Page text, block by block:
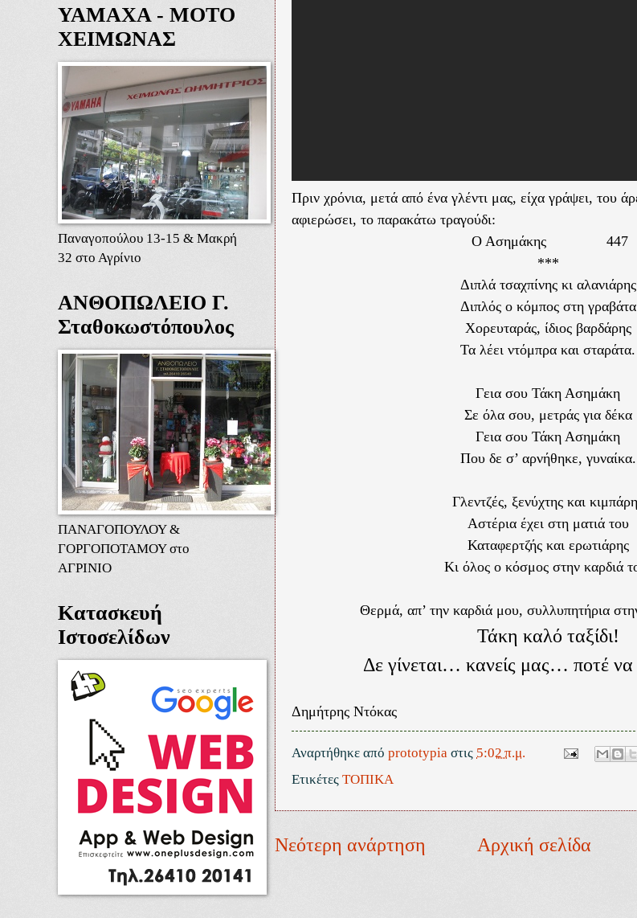
Πριν χρόνια, μετά από ένα γλέντι μας, είχα γράψει, του
αφιερώσει, το παρακάτω τραγούδι:
Ο Ασημάκης 447
***
Διπλά τσαχπίνης κι αλανιάρης
Διπλός ο κόμπος στη γραβάτα
Χορευταράς, ίδιος βαρδάρης
Τα λέει ντόμπρα και σταράτα.
Γεια σου Τάκη Ασημάκη
Σε όλα σου, μετράς για δέκα
Γεια σου Τάκη Ασημάκη
Που δε σ’ αρνήθηκε, γυναίκα.
Γλεντζές, ξενύχτης και
Αστέρια έχει στη ματιά του
Καταφερτζής και ερωτιάρης
Κι όλος ο κόσμος στην καρδιά
Θερμά, απ’ την καρδιά μου, συλλυπητήρια
Τάκη καλό ταξίδι!
Δε γίνεται… κανείς μας… ποτέ να
Δημήτρης Ντόκας
Αναρτήθηκε από prototypia στις 5:02 π.μ.
Ετικέτες ΤΟΠΙΚΑ
Νεότερη ανάρτηση Αρχική σελίδα
ΥΑΜΑΧΑ - ΜΟΤΟ
ΧΕΙΜΩΝΑΣ
Παναγοπούλου 13-15 & Μακρή
32 στο Αγρίνιο
ΑΝΘΟΠΩΛΕΙΟ Γ.
Σταθοκωστόπουλος
ΠΑΝΑΓΟΠΟΥΛΟΥ &
ΓΟΡΓΟΠΟΤΑΜΟΥ στο
ΑΓΡΙΝΙΟ
Κατασκευή
Ιστοσελίδων